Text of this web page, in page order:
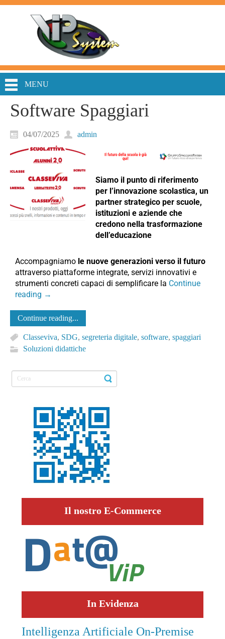
MENU
Software Spaggiari
04/07/2025 admin
Siamo il punto di riferimento
per l’innovazione scolastica, un
partner strategico per scuole,
istituzioni e aziende che
credono nella trasformazione
dell’educazione
Accompagniamo le nuove generazioni verso il futuro
attraverso piattaforme integrate, servizi innovativi e
strumenti concreti capaci di semplificare la Continue
reading →
Continue reading...
Classeviva, SDG, segreteria digitale, software, spaggiari
Soluzioni didattiche
Il nostro E-Commerce
In Evidenza
Intelligenza Artificiale On-Premise